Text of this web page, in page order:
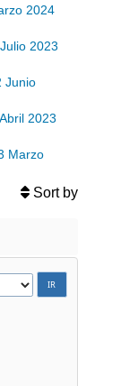
2024
2023
Junio
2023
Marzo
Sort by